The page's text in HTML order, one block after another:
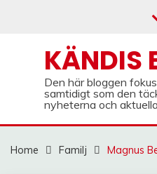
KÄNDIS
Den här bloggen
samtidigt som den
nyheterna och
Home Familj Magnus